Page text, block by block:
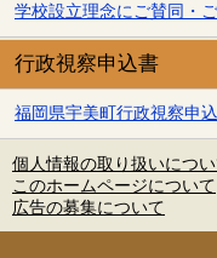
学校設立理念にご賛同・
行政視察申込書
福岡県宇美町行政視察申
個人情報の取り扱いにつ
このホームページについて
広告の募集について